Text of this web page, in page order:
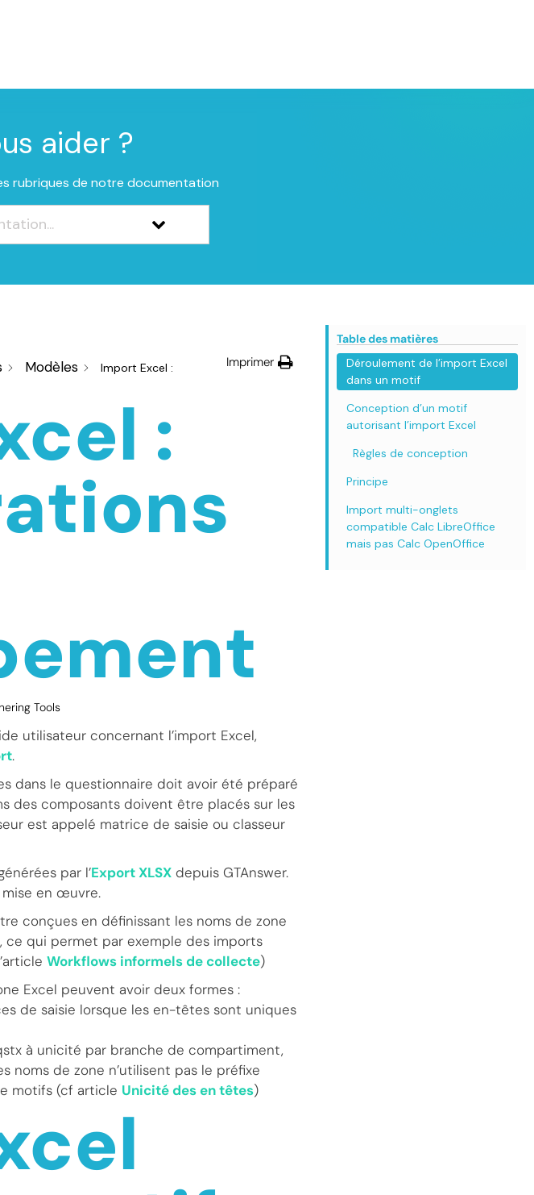
aider ?
rubriques de notre documentation
Modèles
Import Excel :
Imprimer
:
Tools
utilisateur concernant l’import Excel,
.
dans le questionnaire doit avoir été préparé
des composants doivent être placés sur les
est appelé matrice de saisie ou classeur
par l’Export XLSXdepuis GTAnswer.
mise en œuvre.
conçues en définissant les noms de zone
ce qui permet par exemple des imports
Workflows informels de collecte)
Excel peuvent avoir deux formes :
de saisie lorsque les en-têtes sont uniques
à unicité par branche de compartiment,
noms de zone n’utilisent pas le préfixe
motifs (cf article Unicité des en têtes)
Table des matières
Déroulement de l’import Excel
dans un motif
Conception d’un motif
autorisant l’import Excel
Règles de conception
Principe
Import multi-onglets
compatible Calc LibreOffice
mais pas Calc OpenOffice